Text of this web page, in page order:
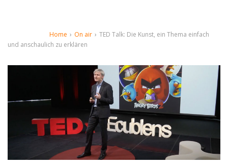
Home › On air › TED Talk: Die Kunst, ein Thema einfach
und anschaulich zu erklären